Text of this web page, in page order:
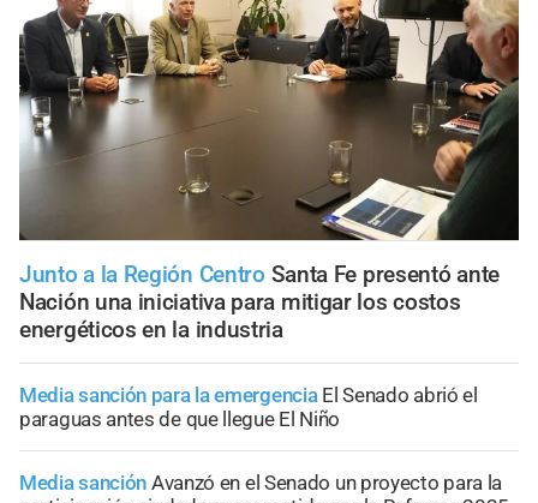
Junto a la Región Centro Santa Fe presentó ante
Nación una iniciativa para mitigar los costos
energéticos en la industria
Media sanción para la emergencia El Senado abrió el
paraguas antes de que llegue El Niño
Media sanción Avanzó en el Senado un proyecto para la